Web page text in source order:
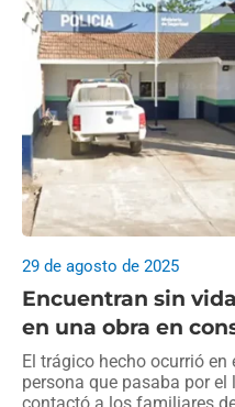
Encuentran sin
en una obra en
29 de agosto de 2025
El trágico hecho ocurrió en
persona que pasaba por